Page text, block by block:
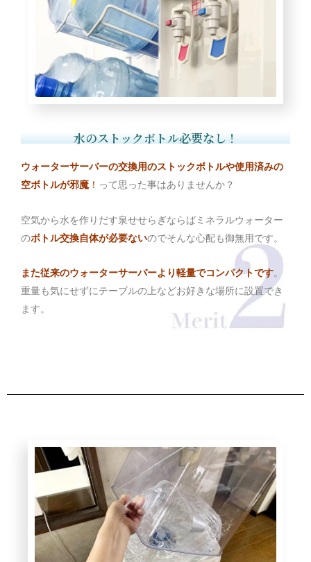
水のストックボトル必要なし！
ウォーターサーバーの交換用のストックボトルや使用済みの
空ボトルが邪魔 ！ って思った事はありませんか？
空気から水を作りだす泉せせらぎならばミネラルウォーター
のボトル交換自体が必要ないのでそんな心配も御無用です。
また従来のウォーターサーバーより軽量でコンパクトです。
重量も気にせずにテーブルの上などお好きな場所に設置でき
ます。